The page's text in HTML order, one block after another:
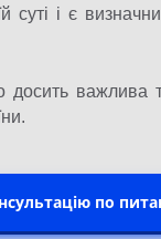
суті і є
досить важлива
по